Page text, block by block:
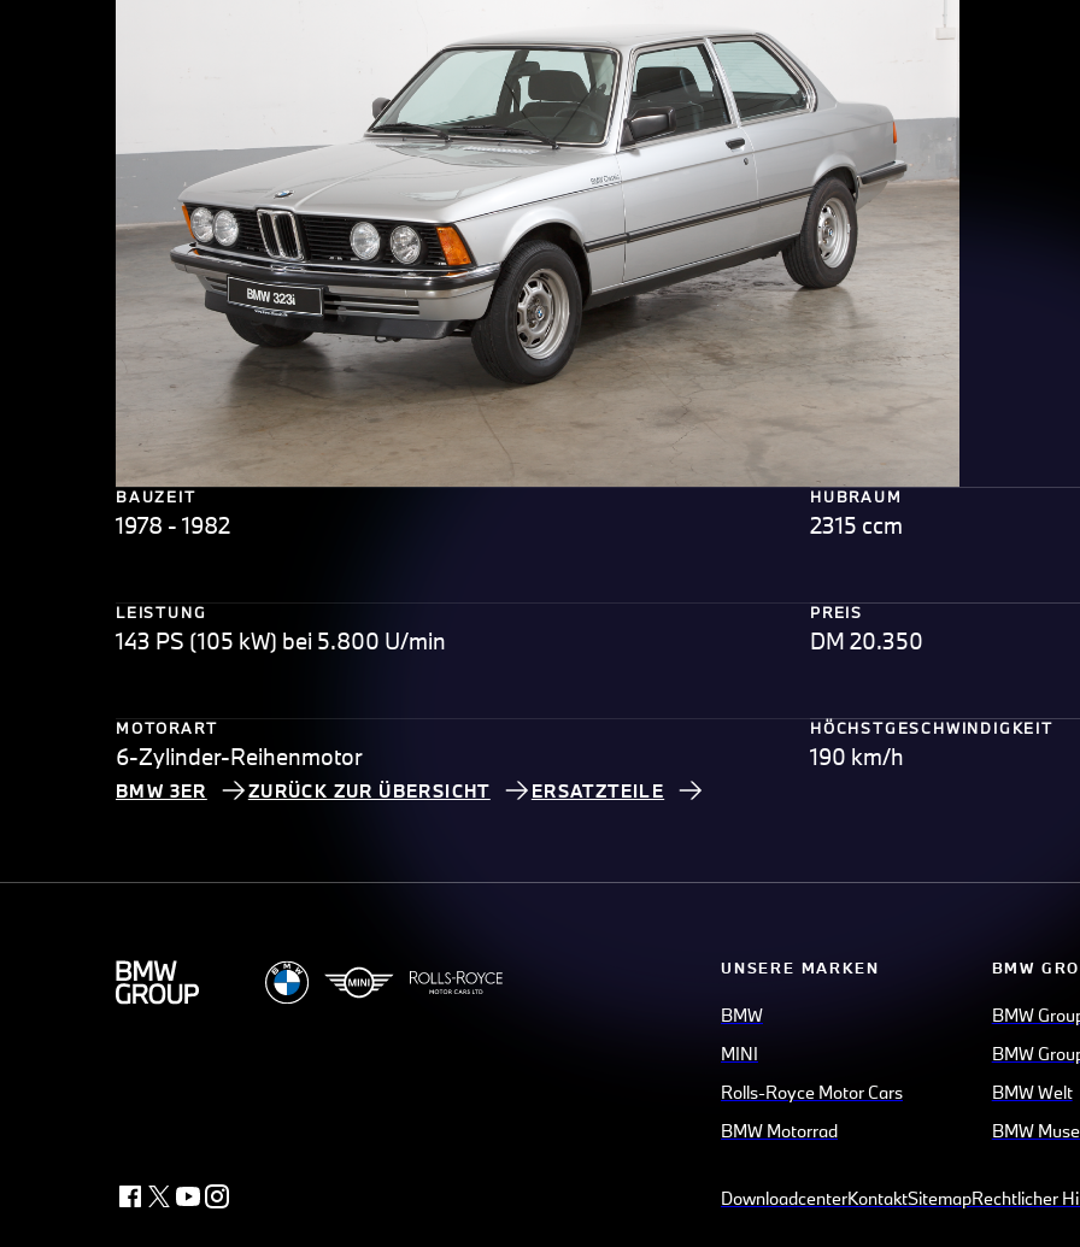
BAUZEIT
1978 - 1982
HUBRAUM
2315 ccm
LEISTUNG
143 PS (105 kW) bei 5.800 U/min
PREIS
DM 20.350
MOTORART
6-Zylinder-Reihenmotor
HÖCHSTGESCHWINDIGKEIT
190 km/h
BMW 3ER ZURÜCK ZUR ÜBERSICHT ERSATZTEILE
UNSERE MARKEN
BMW
MINI
Rolls-Royce Motor Cars
BMW Motorrad
BMW
BMW
BMW
BMW Welt
BMW
DownloadcenterKontaktSitemapRechtlicher